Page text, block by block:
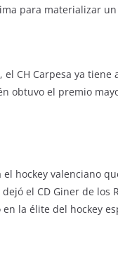
para materializar
CH Carpesa ya tiene
obtuvo el premio
hockey valenciano
el CD Giner de los
la élite del hockey